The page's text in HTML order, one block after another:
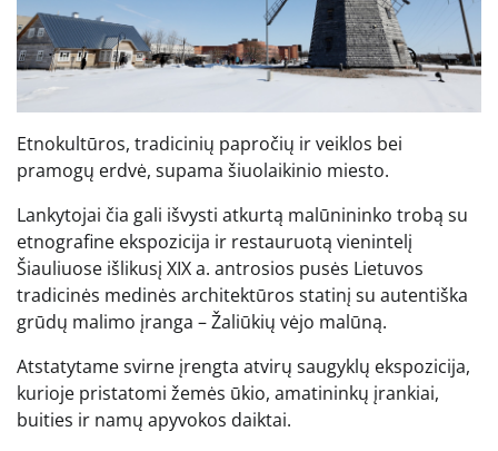
Etnokultūros, tradicinių papročių ir veiklos bei
pramogų erdvė, supama šiuolaikinio miesto.
Lankytojai čia gali išvysti atkurtą malūnininko trobą su
etnografine ekspozicija ir restauruotą vienintelį
Šiauliuose išlikusį XIX a. antrosios pusės Lietuvos
tradicinės medinės architektūros statinį su autentiška
grūdų malimo įranga – Žaliūkių vėjo malūną.
Atstatytame svirne įrengta atvirų saugyklų ekspozicija,
kurioje pristatomi žemės ūkio, amatininkų įrankiai,
buities ir namų apyvokos daiktai.